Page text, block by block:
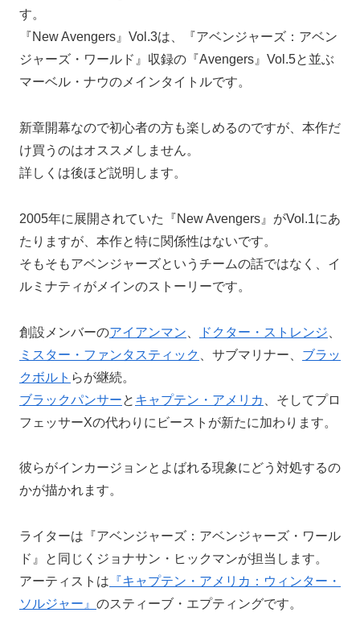
す。
『New Avengers』Vol.3は、『アベンジャーズ：アベン
ジャーズ・ワールド』収録の『Avengers』Vol.5と並ぶ
マーベル・ナウのメインタイトルです。
新章開幕なので初心者の方も楽しめるのですが、本作だ
け買うのはオススメしません。
詳しくは後ほど説明します。
2005年に展開されていた『New Avengers』がVol.1にあ
たりますが、本作と特に関係性はないです。
そもそもアベンジャーズというチームの話ではなく、イ
ルミナティがメインのストーリーです。
創設メンバーのアイアンマン ドクター・ストレンジ
ミスター・ファンタスティック
、サブマリナー、 ブラッ
クボルト らが継続。
ブラックパンサーと キャプテン・アメリカ
、そしてプロ
フェッサーXの代わりにビーストが新たに加わります。
彼らがインカージョンとよばれる現象にどう対処するの
かが描かれます。
ライターは『アベンジャーズ：アベンジャーズ・ワール
ド』と同じくジョナサン・ヒックマンが担当します。
アーティストは 『キャプテン・アメリカ：ウィンター・
ソルジャー』 のスティーブ・エプティングです。